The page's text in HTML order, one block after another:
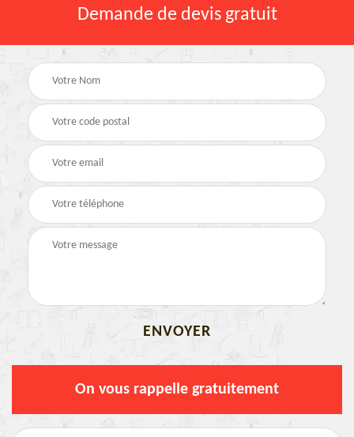
Demande de devis gratuit
On vous rappelle gratuitement